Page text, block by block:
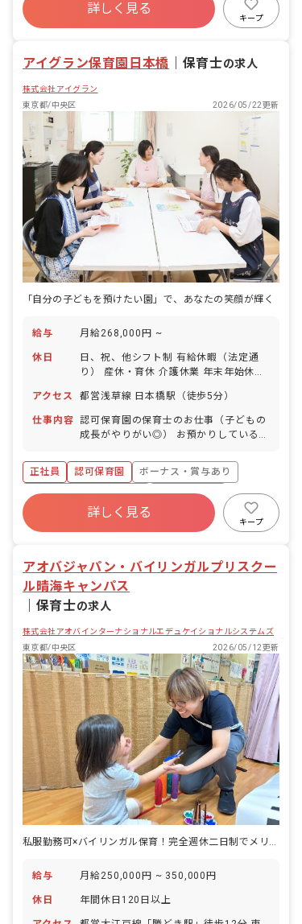
寮・住宅・家賃補助あり
社会保険完備
昇給昇進あり
詳しく見る
キープ
アイグラン保育園日本橋 保育士の求人
株式会社アイグラン
東京都/中央区
2026/05/22更新
「自分の子どもを預けたい園」で、あなたの笑顔が輝く
給与 月給268,000円 ~
休日
日、祝、他シフト制 有給休暇（法定通
り） 産休・育休 介護休業 年末年始休暇
能性有
アクセス 都営浅草線 日本橋駅（徒歩5分）
仕事内容 認可保育園の保育士のお仕事（子どもの
成長がやりがい◎） お預かりしている子
・食事・睡眠・排泄・清潔・衣類の着脱
等 ・集団生活を通じた社会性の装着 ・
行事の計画・実行、お知らせの作成
正社員 認可保育園
ボーナス・賞与あり
寮・住宅・家賃補助あり
社会保険完備
福利厚生充実
退職金制度
詳しく見る
キープ
アオバジャパン・バイリンガルプリスクー
ル晴海キャンパス
保育士の求人
株式会社アオバインターナショナルエデュケイショナルシステムズ
東京都/中央区
2026/05/12更新
私服勤務可×バイリンガル保育！完全週休二日制でメリハリのある働き方♪
給与 月給250,000円 ~ 350,000円
休日 年間休日120日以上